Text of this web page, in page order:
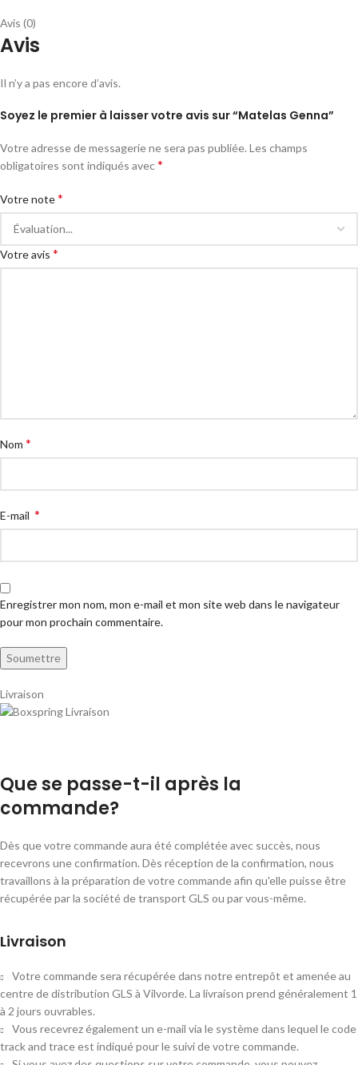
Avis (0)
Avis
Il n’y a pas encore d’avis.
Soyez le premier à laisser votre avis sur “Matelas Genna”
Votre adresse de messagerie ne sera pas publiée.Les champs
obligatoires sont indiqués avec*
Votre note*
Votre avis *
Nom *
E-mail *
Enregistrer mon nom, mon e-mail et mon site web dans le navigateur
pour mon prochain commentaire.
Livraison
Que se passe-t-il après la
commande?
Dès que votre commande aura été complétée avec succès, nous
recevrons une confirmation. Dès réception de la confirmation, nous
travaillons à la préparation de votre commande afin qu'elle puisse être
récupérée par la société de transport GLS ou par vous-même.
Livraison
Votre commande sera récupérée dans notre entrepôt et amenée au
centre de distribution GLS à Vilvorde. La livraison prend généralement 1
à 2 jours ouvrables.
Vous recevrez également un e-mail via le système dans lequel le code
track and trace est indiqué pour le suivi de votre commande.